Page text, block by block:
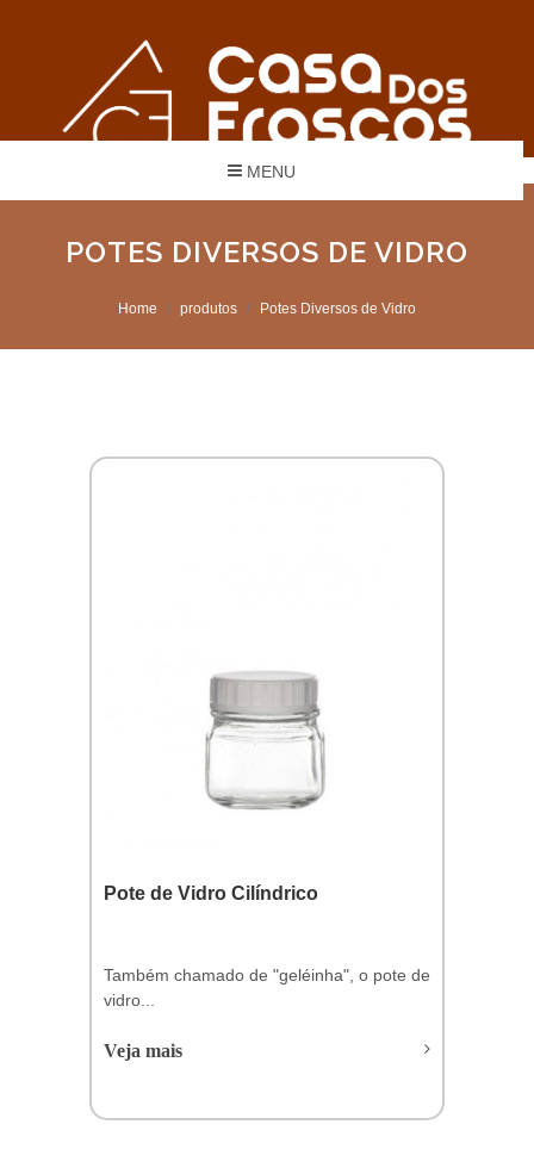
MENU
POTES DIVERSOS DE VIDRO
Home produtos Potes Diversos de Vidro
Pote de Vidro Cilíndrico
Também chamado de "geléinha", o pote de
vidro...
Veja mais